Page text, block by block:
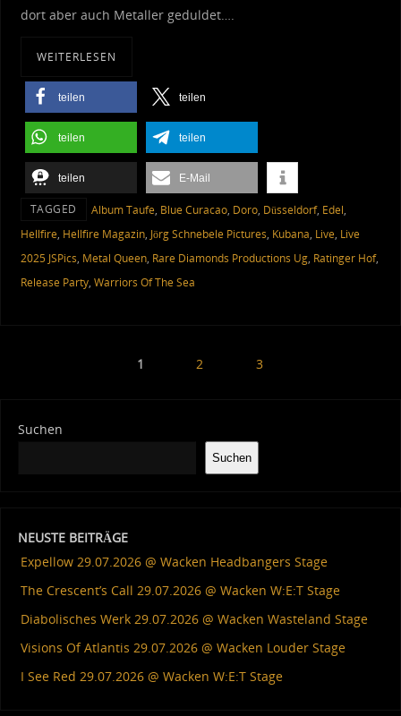
dort aber auch Metaller geduldet….
WEITERLESEN
teilen teilen
teilen teilen
teilen E-Mail
TAGGED Album Taufe, Blue Curacao, Doro, Düsseldorf, Edel,
Hellfire, Hellfire Magazin, Jörg Schnebele Pictures, Kubana, Live, Live
2025 JSPics, Metal Queen, Rare Diamonds Productions Ug, Ratinger Hof,
Release Party, Warriors Of The Sea
1 2 3
Suchen
Suchen
NEUSTE BEITRÄGE
Expellow 29.07.2026 @ Wacken Headbangers Stage
The Crescent’s Call 29.07.2026 @ Wacken W:E:T Stage
Diabolisches Werk 29.07.2026 @ Wacken Wasteland Stage
Visions Of Atlantis 29.07.2026 @ Wacken Louder Stage
I See Red 29.07.2026 @ Wacken W:E:T Stage